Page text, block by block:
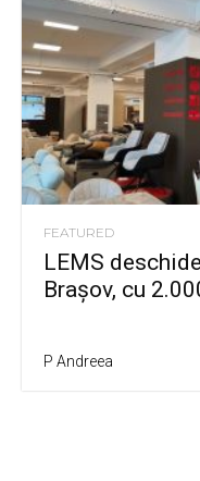
FEATURED
LEMS
Brașov, cu
P Andreea